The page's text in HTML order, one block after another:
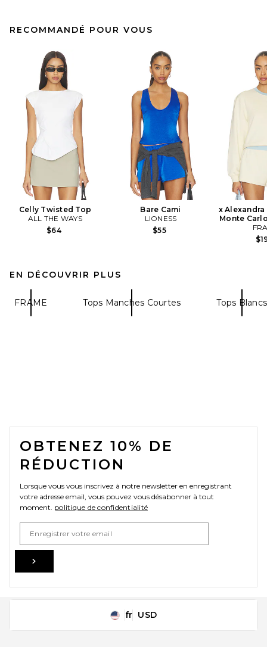
RECOMMANDÉ POUR VOUS
Celly Twisted Top
ALL THE WAYS
$64
Bare Cami
LIONESS
$55
x
Monte
EN DÉCOUVRIR PLUS
FRAME Tops Manches Courtes Tops Blancs
FOOTER
OBTENEZ 10% DE
RÉDUCTION
Lorsque vous vous inscrivez à notre newsletter en enregistrant
votre adresse email, vous pouvez vous désabonner à tout
moment. politique de confidentialité
Change Country Regions
fr USD